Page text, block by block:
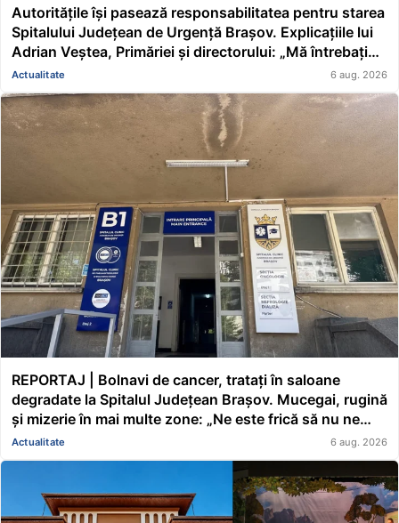
Autoritățile își pasează responsabilitatea pentru starea
Spitalului Județean de Urgență Brașov. Explicațiile lui
Adrian Veștea, Primăriei și directorului: „Mă întrebați
pe mine de ce nu s-au renovat în ultimii 36 de ani?”
Actualitate 6 aug. 2026
REPORTAJ | Bolnavi de cancer, tratați în saloane
degradate la Spitalul Județean Brașov. Mucegai, rugină
și mizerie în mai multe zone: „Ne este frică să nu ne
cadă tavanul în cap” FOTO/VIDEO
Actualitate 6 aug. 2026